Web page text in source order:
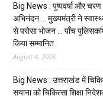
Big News : पुष्पवर्षा और चरण
अभिनंदन … मुख्यमंत्री ने
से परोसा भोजन … पाँच
किया सम्मानित
August 4, 2026
Big News : उत्तराखंड में
सयाना को चिकित्सा शिक्षा